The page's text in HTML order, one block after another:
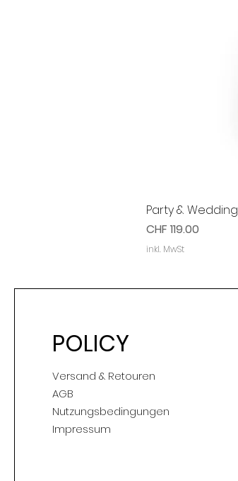
Party & Wedding
Preis
CHF 119.00
inkl. MwSt
POLICY
Versand & Retouren
AGB
Nutzungsbedingungen
Impressum